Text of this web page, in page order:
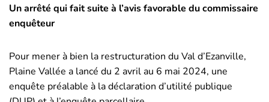
Un arrêté qui fait suite à l’avis favorable du commissaire
enquêteur
Pour mener à bien la restructuration du Val d’Ezanville,
Plaine Vallée a lancé du 2 avril au 6 mai 2024, une
enquête préalable à la déclaration d’utilité publique